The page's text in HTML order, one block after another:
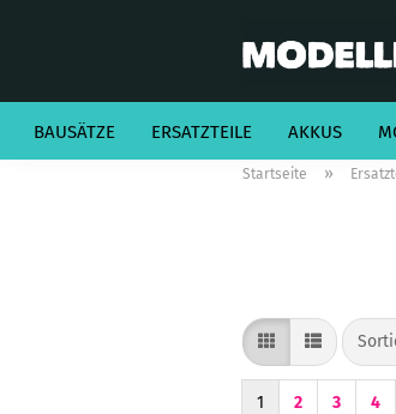
BAUSÄTZE ERSATZTEILE AKKUS
Startseite »
1 2 3 4